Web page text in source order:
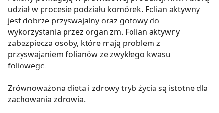
udział w procesie podziału komórek. Folian aktywny
jest dobrze przyswajalny oraz gotowy do
wykorzystania przez organizm. Folian aktywny
zabezpiecza osoby, które mają problem z
przyswajaniem folianów ze zwykłego kwasu
foliowego.
Zrównoważona dieta i zdrowy tryb życia są istotne dla
zachowania zdrowia.